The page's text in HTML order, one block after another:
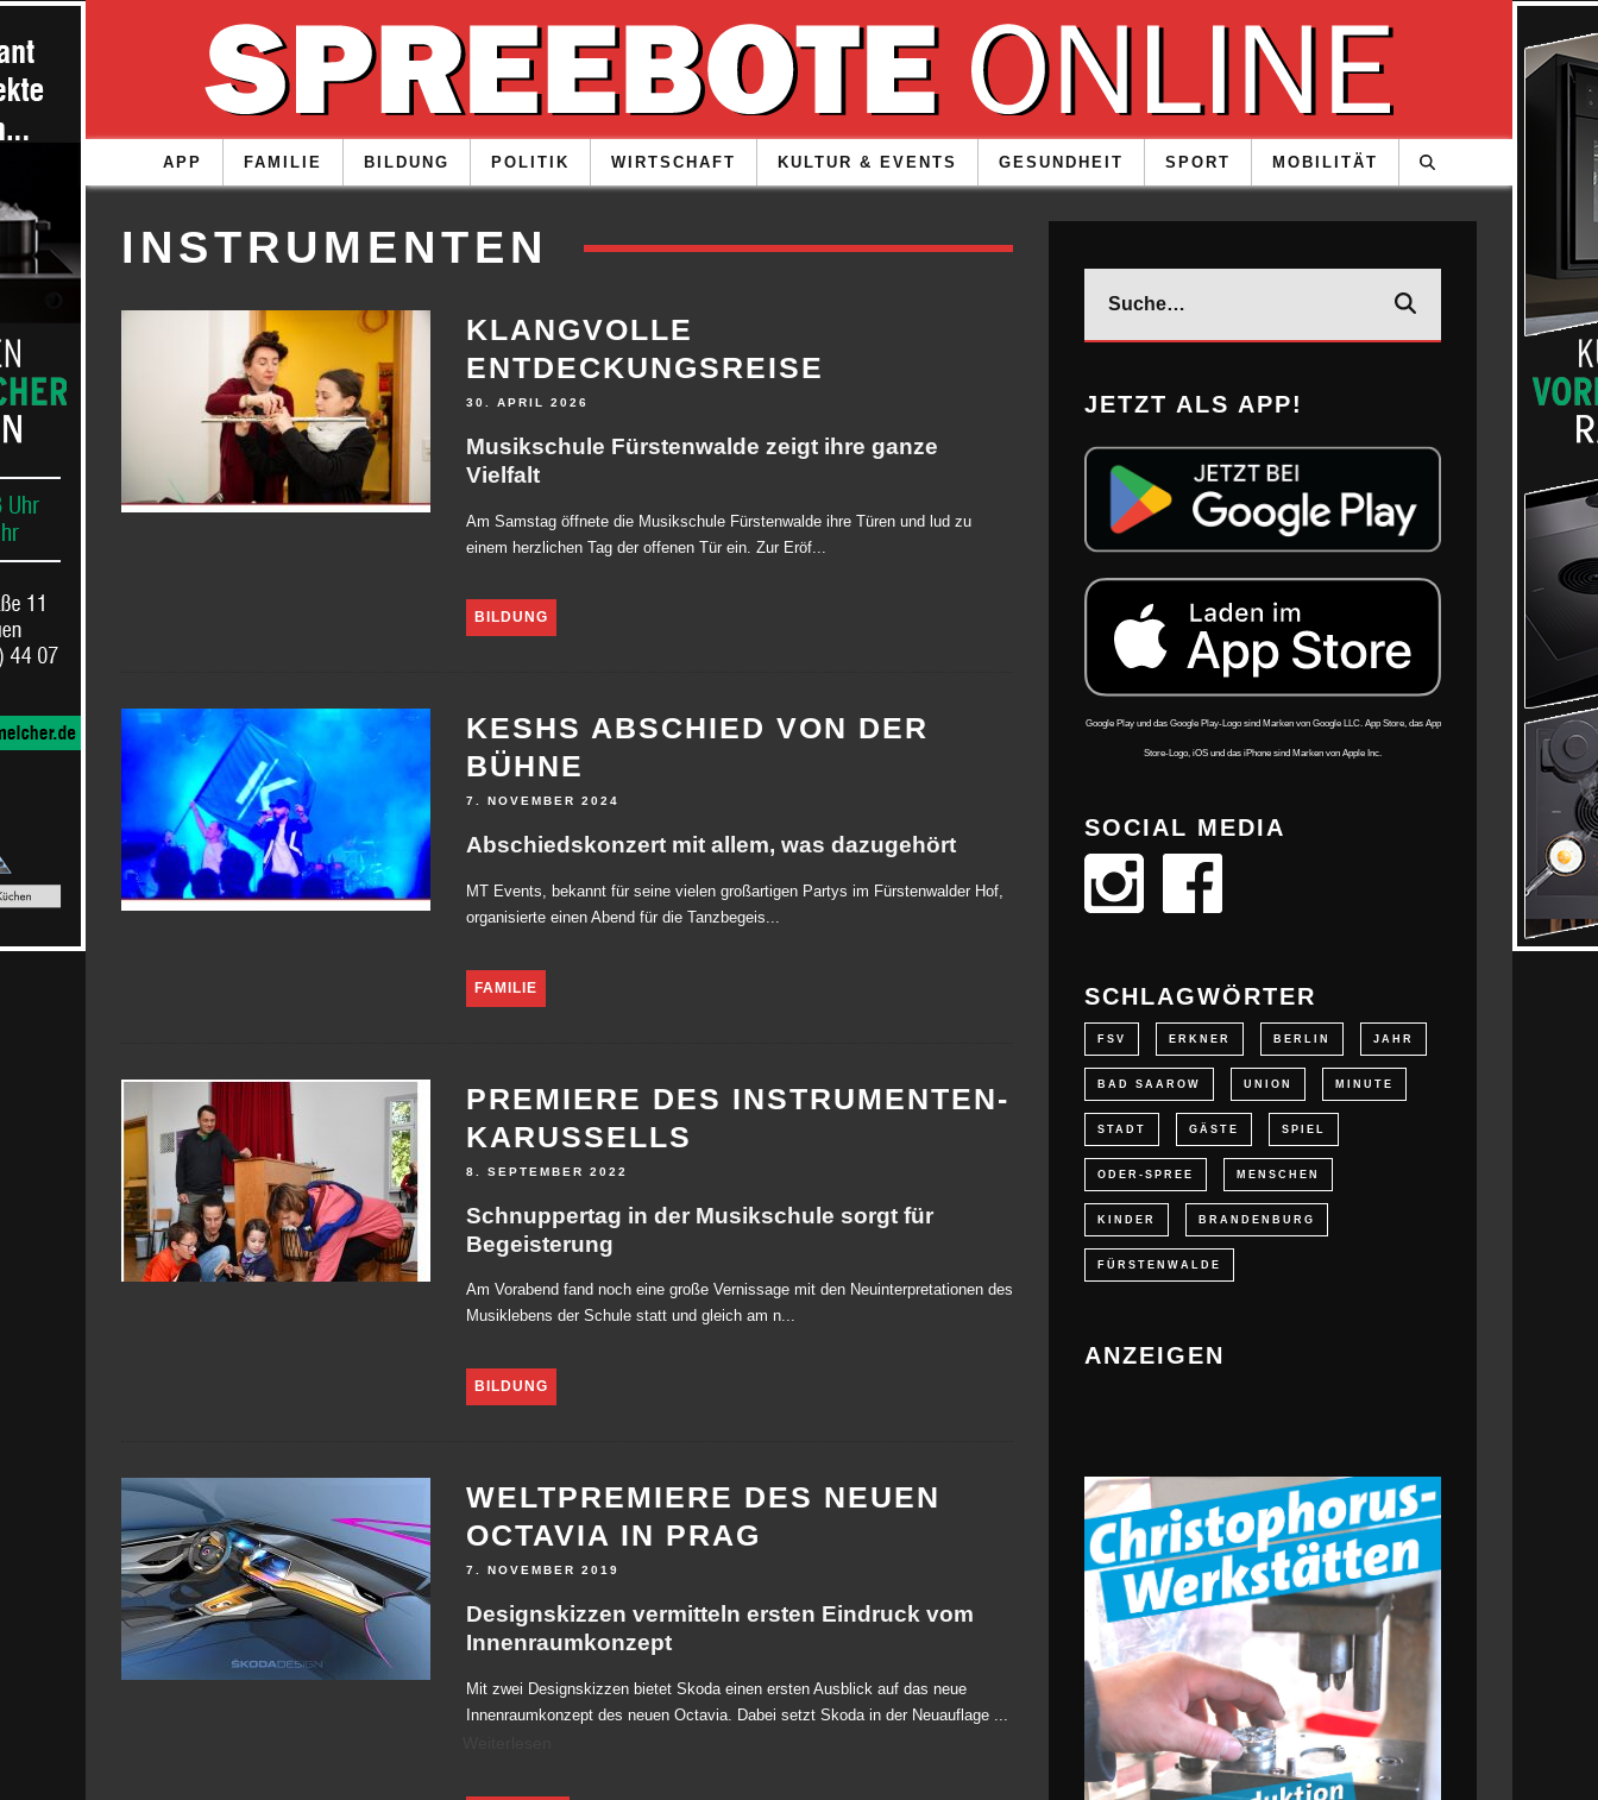
APP FAMILIE BILDUNG POLITIK WIRTSCHAFT KULTUR & EVENTS GESUNDHEIT SPORT MOBILITÄT
INSTRUMENTEN
KLANGVOLLE
ENTDECKUNGSREISE
30. APRIL 2026
Musikschule Fürstenwalde zeigt ihre ganze
Vielfalt
Am Samstag öffnete die Musikschule Fürstenwalde ihre Türen und lud zu
einem herzlichen Tag der offenen Tür ein. Zur Eröf...
BILDUNG
KESHS ABSCHIED VON DER
BÜHNE
7. NOVEMBER 2024
Abschiedskonzert mit allem, was dazugehört
MT Events, bekannt für seine vielen großartigen Partys im Fürstenwalder Hof,
organisierte einen Abend für die Tanzbegeis...
FAMILIE
PREMIERE DES INSTRUMENTEN-
KARUSSELLS
8. SEPTEMBER 2022
Schnuppertag in der Musikschule sorgt für
Begeisterung
Am Vorabend fand noch eine große Vernissage mit den Neuinterpretationen des
Musiklebens der Schule statt und gleich am n...
BILDUNG
WELTPREMIERE DES NEUEN
OCTAVIA IN PRAG
7. NOVEMBER 2019
Designskizzen vermitteln ersten Eindruck vom
Innenraumkonzept
Mit zwei Designskizzen bietet Skoda einen ersten Ausblick auf das neue
Innenraumkonzept des neuen Octavia. Dabei setzt Skoda in der Neuauflage
JETZT ALS APP!
Google Play und das Google Play-Logo sind Marken von Google LLC. App Store, das App
Store-Logo, iOS und das iPhone sind Marken von Apple Inc.
SOCIAL MEDIA
SCHLAGWÖRTER
FSV ERKNER BERLIN JAHR
BAD SAAROW UNION MINUTE
STADT GÄSTE SPIEL
ODER-SPREE MENSCHEN
KINDER BRANDENBURG
FÜRSTENWALDE
ANZEIGEN